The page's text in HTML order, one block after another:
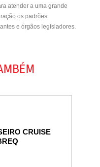
atender a uma grande
os padrões
e órgãos legisladores.
CRUISE